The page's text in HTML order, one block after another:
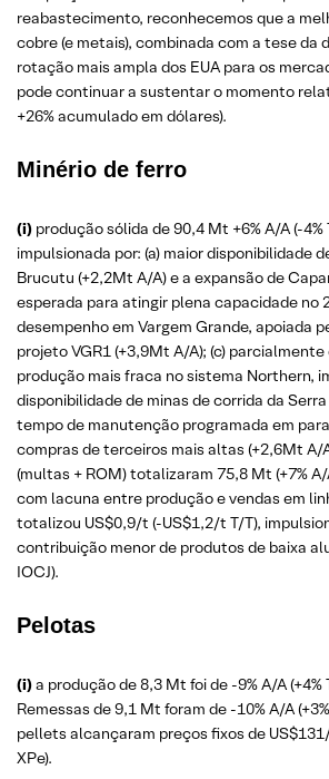
reabastecimento, reconhecemos que a
cobre (e metais), combinada com a tese da
rotação mais ampla dos EUA para os
pode continuar a sustentar o momento
+26% acumulado em dólares).
Minério de ferro
(i) produção sólida de 90,4 Mt +6% A/A (-4%
impulsionada por: (a) maior disponibilidade
Brucutu (+2,2Mt A/A) e a expansão de
esperada para atingir plena capacidade no
desempenho em Vargem Grande, apoiada
projeto VGR1 (+3,9Mt A/A); (c)
produção mais fraca no sistema Northern,
disponibilidade de minas de corrida da
tempo de manutenção programada em
compras de terceiros mais altas (+2,6Mt A/
(multas + ROM) totalizaram 75,8 Mt (+7% A/
com lacuna entre produção e vendas em
totalizou US$0,9/t (-US$1,2/t T/T),
contribuição menor de produtos de baixa
IOCJ).
Pelotas
(i)a produção de 8,3 Mt foi de -9% A/A (+4%
Remessas de 9,1 Mt foram de -10% A/A (+3%
pellets alcançaram preços fixos de
XPe).